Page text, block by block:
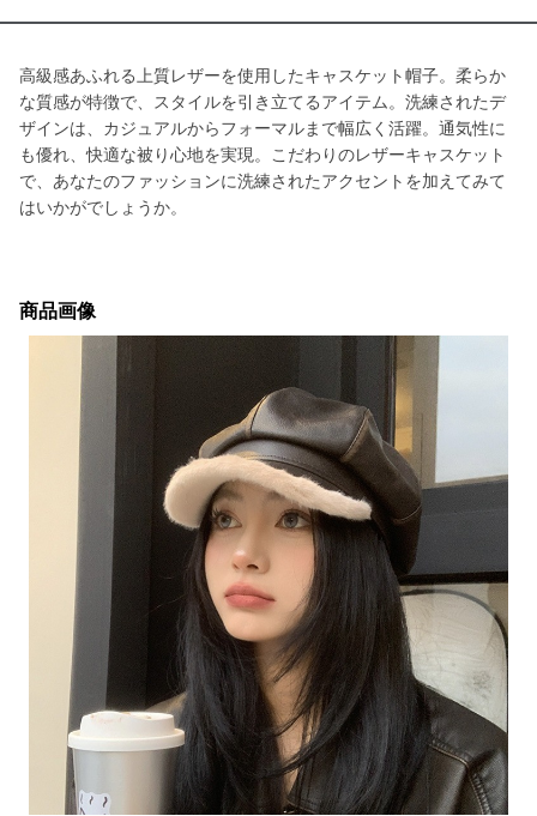
高級感あふれる上質レザーを使用したキャスケット帽子。柔らか
な質感が特徴で、スタイルを引き立てるアイテム。洗練されたデ
ザインは、カジュアルからフォーマルまで幅広く活躍。通気性に
も優れ、快適な被り心地を実現。こだわりのレザーキャスケット
で、あなたのファッションに洗練されたアクセントを加えてみて
はいかがでしょうか。
商品画像